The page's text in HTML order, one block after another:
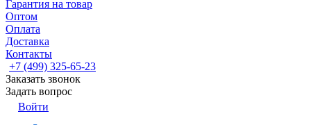
Гарантия на товар
Оптом
Оплата
Доставка
Контакты
+7 (499) 325-65-23
Заказать звонок
Задать вопрос
Войти